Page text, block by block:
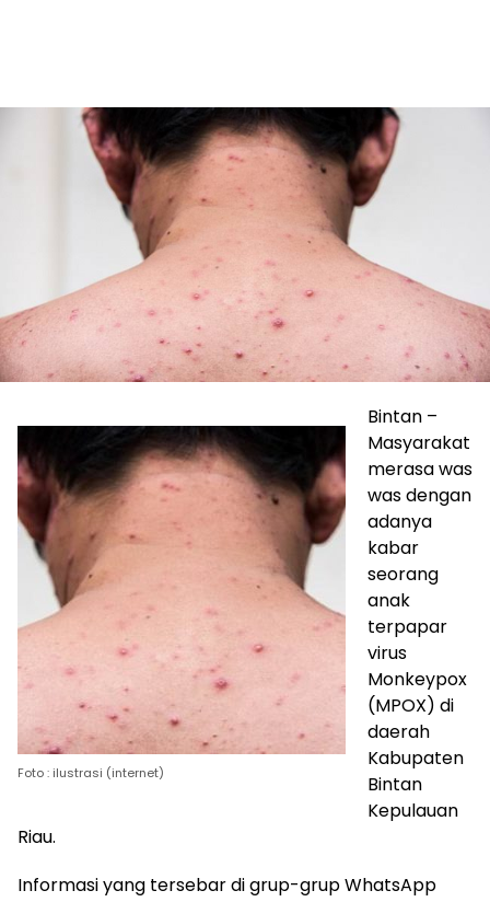
Foto : ilustrasi (internet)
Bintan –
Masyarakat
merasa was
was dengan
adanya
kabar
seorang
anak
terpapar
virus
Monkeypox
(MPOX) di
daerah
Kabupaten
Bintan
Kepulauan
Riau.
Informasi yang tersebar di grup-grup WhatsApp